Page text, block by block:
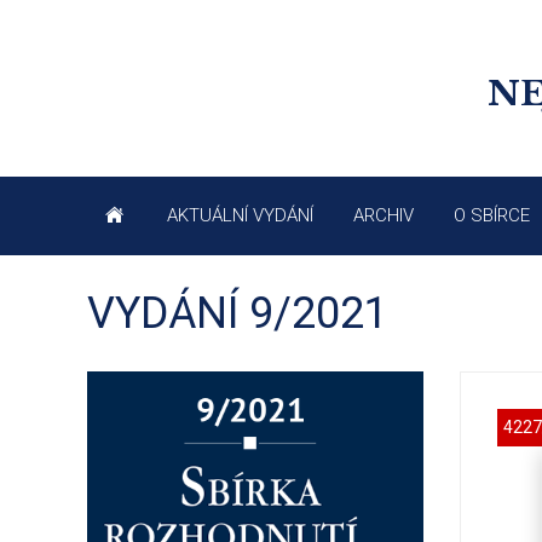
AKTUÁLNÍ VYDÁNÍ ARCHIV O SBÍRCE
VYDÁNÍ 9/2021